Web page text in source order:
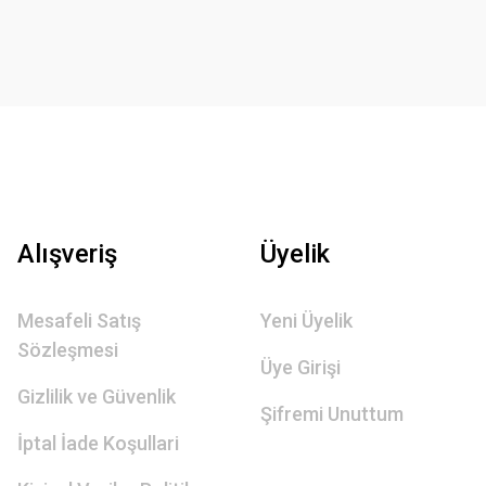
Alışveriş
Mesafeli Satış
Sözleşmesi
Gizlilik ve Güvenlik
İptal İade Koşullari
Üyelik
Yeni Üyelik
Üye Girişi
Şifremi Unuttum